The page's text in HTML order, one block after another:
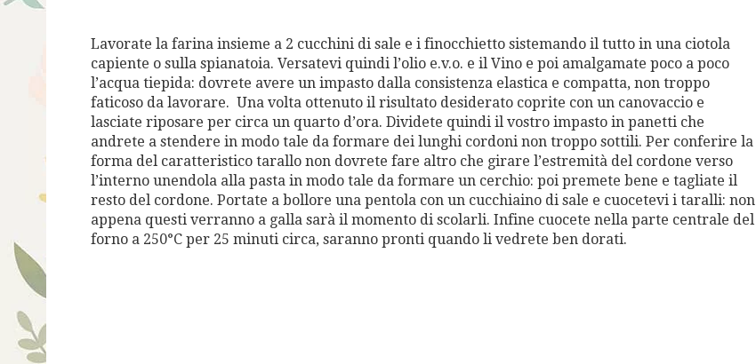
Lavorate la farina insieme a 2 cucchini di sale e i finocchietto sistemando il tutto in una ciotola
capiente o sulla spianatoia. Versatevi quindi l’olio e.v.o. e il Vino e poi amalgamate poco a poco
l’acqua tiepida: dovrete avere un impasto dalla consistenza elastica e compatta, non troppo
faticoso da lavorare. Una volta ottenuto il risultato desiderato coprite con un canovaccio e
lasciate riposare per circa un quarto d’ora. Dividete quindi il vostro impasto in panetti che
andrete a stendere in modo tale da formare dei lunghi cordoni non troppo sottili. Per conferire la
forma del caratteristico tarallo non dovrete fare altro che girare l’estremità del cordone verso
l’interno unendola alla pasta in modo tale da formare un cerchio: poi premete bene e tagliate il
resto del cordone. Portate a bollore una pentola con un cucchiaino di sale e cuocetevi i taralli: non
appena questi verranno a galla sarà il momento di scolarli. Infine cuocete nella parte centrale del
forno a 250°C per 25 minuti circa, saranno pronti quando li vedrete ben dorati.